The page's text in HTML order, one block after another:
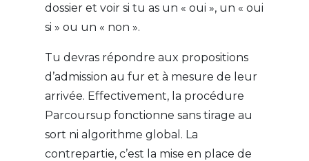
dossier et voir si tu as un « oui », un « oui
si » ou un « non ».
Tu devras répondre aux propositions
d’admission au fur et à mesure de leur
arrivée. Effectivement, la procédure
Parcoursup fonctionne sans tirage au
sort ni algorithme global. La
contrepartie, c’est la mise en place de